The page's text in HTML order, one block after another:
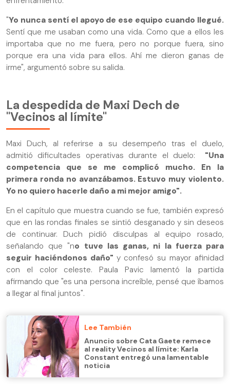
"Yo nunca sentí el apoyo de ese equipo cuando llegué.
Sentí que me usaban como una vida. Como que a ellos les
importaba que no me fuera, pero no porque fuera, sino
porque era una vida para ellos. Ahí me dieron ganas de
irme", argumentó sobre su salida.
La despedida de Maxi Dech de
"Vecinos al límite"
Maxi Duch, al referirse a su desempeño tras el duelo,
admitió dificultades operativas durante el duelo: "Una
competencia que se me complicó mucho. En la
primera ronda no avanzábamos. Estuvo muy violento.
Yo no quiero hacerle daño a mi mejor amigo".
En el capítulo que muestra cuando se fue, también expresó
que en las rondas finales se sintió desganado y sin deseos
de continuar. Duch pidió disculpas al equipo rosado,
señalando que "no tuve las ganas, ni la fuerza para
seguir haciéndonos daño" y confesó su mayor afinidad
con el color celeste. Paula Pavic lamentó la partida
afirmando que "es una persona increíble, pensé que íbamos
a llegar al final juntos".
Lee También
Anuncio sobre Cata Gaete remece
al reality Vecinos al límite: Karla
Constant entregó una lamentable
noticia